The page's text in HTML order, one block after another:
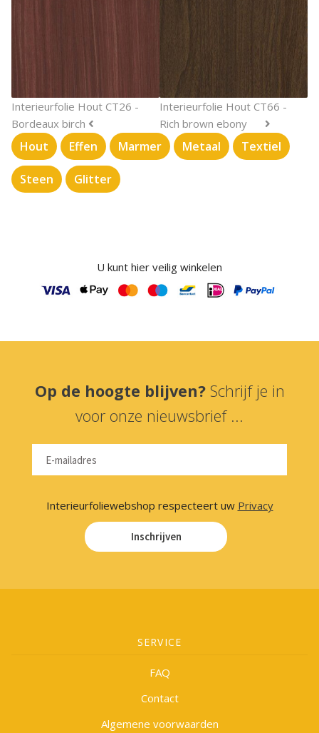
Interieurfolie Hout CT26 -
Bordeaux birch
Interieurfolie Hout CT66 -
Rich brown ebony
Hout Effen Marmer Metaal Textiel
Steen Glitter
U kunt hier veilig winkelen
Op de hoogte blijven? Schrijf je in
voor onze nieuwsbrief ...
Interieurfoliewebshop respecteert uw Privacy
Inschrijven
SERVICE
FAQ
Contact
Algemene voorwaarden